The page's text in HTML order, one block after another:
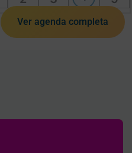
Ver agenda completa